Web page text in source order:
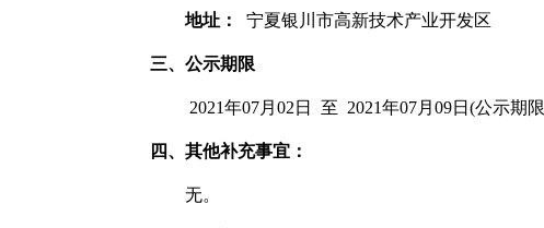
地址： 宁夏银川市高新技术产业开发区
三、公示期限
2021年07月02日 至 2021年07月09日(公示期限
四、其他补充事宜：
无。